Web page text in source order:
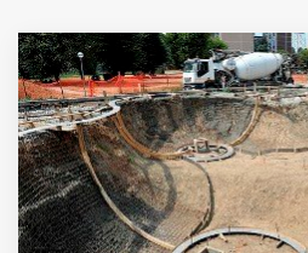
MUNICIPI
Inviateci le vostre segnalazioni
Iscriviti alla newsletter